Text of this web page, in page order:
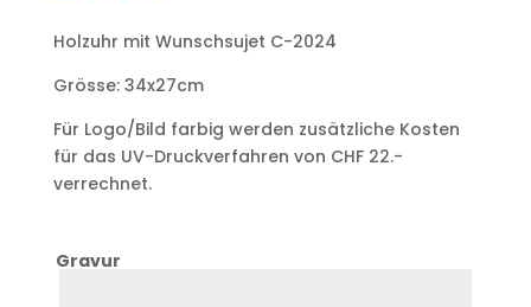
Holzuhr mit Wunschsujet C-2024
Grösse: 34x27cm
Für Logo/Bild farbig werden zusätzliche Kosten
für das UV-Druckverfahren von CHF 22.-
verrechnet.
Gravur